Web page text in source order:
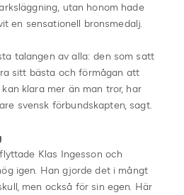
utan honom hade
en sensationell bronsmedalj.
talangen av alla: den som satt
sitt bästa och förmågan att
klara mer än man tror, har
svensk förbundskapten, sagt.
Klas Ingesson och
igen. Han gjorde det i mångt
men också för sin egen. Här